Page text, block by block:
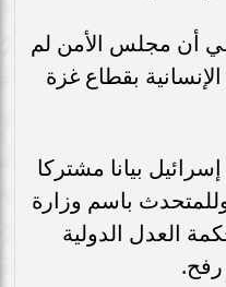
أن مجلس الأمن لم
بقطاع غزة
بيانا مشتركا
باسم وزارة
العدل الدولية